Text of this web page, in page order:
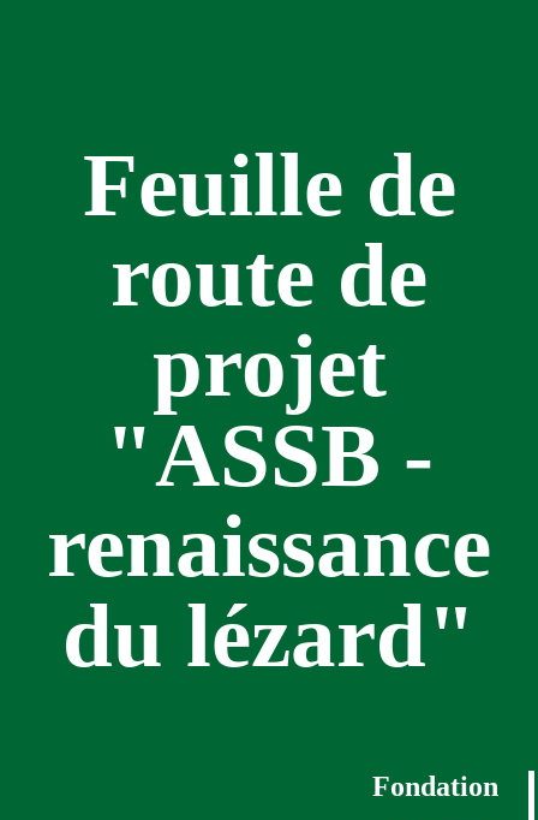
Feuille de
route de
projet
"ASSB -
renaissance
du lézard"
Fondation